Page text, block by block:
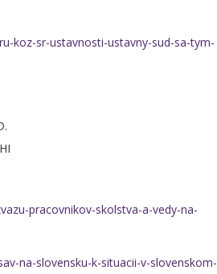
koz-sr-ustavnosti-ustavny-sud-sa-tym-
pracovnikov-skolstva-a-vedy-na-
na-slovensku-k-situacii-v-slovenskom-